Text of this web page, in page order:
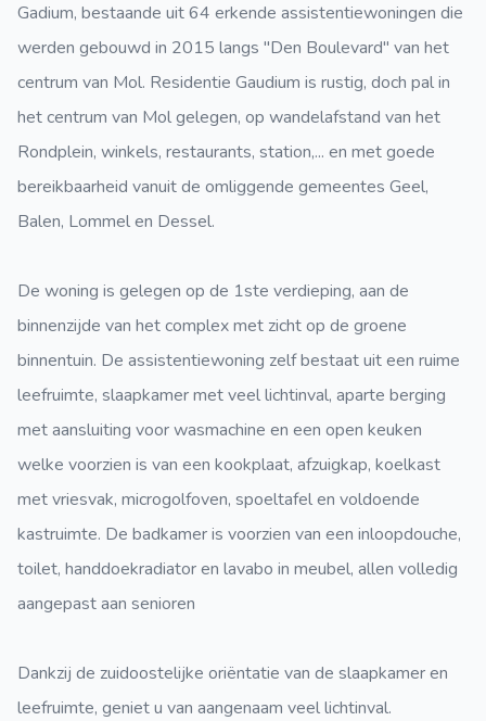
Gadium, bestaande uit 64 erkende assistentiewoningen die
werden gebouwd in 2015 langs "Den Boulevard" van het
centrum van Mol. Residentie Gaudium is rustig, doch pal in
het centrum van Mol gelegen, op wandelafstand van het
Rondplein, winkels, restaurants, station,... en met goede
bereikbaarheid vanuit de omliggende gemeentes Geel,
Balen, Lommel en Dessel.
De woning is gelegen op de 1ste verdieping, aan de
binnenzijde van het complex met zicht op de groene
binnentuin. De assistentiewoning zelf bestaat uit een ruime
leefruimte, slaapkamer met veel lichtinval, aparte berging
met aansluiting voor wasmachine en een open keuken
welke voorzien is van een kookplaat, afzuigkap, koelkast
met vriesvak, microgolfoven, spoeltafel en voldoende
kastruimte. De badkamer is voorzien van een inloopdouche,
toilet, handdoekradiator en lavabo in meubel, allen volledig
aangepast aan senioren
Dankzij de zuidoostelijke oriëntatie van de slaapkamer en
leefruimte, geniet u van aangenaam veel lichtinval.